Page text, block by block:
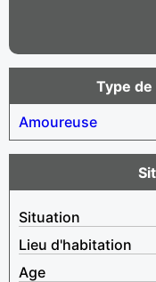
Type
Amoureuse
Situation
Lieu d'habitation
Age